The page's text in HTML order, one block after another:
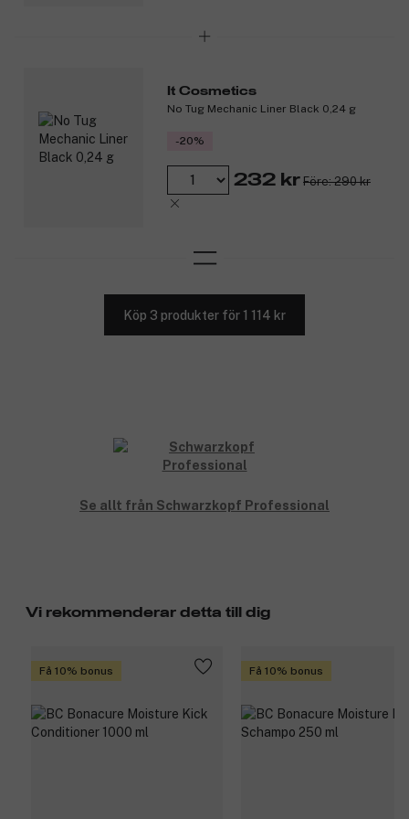
It Cosmetics
No Tug Mechanic Liner Black 0,24 g
-20%
232 kr Före: 290 kr
Köp 3 produkter för 1 114 kr
Se allt från Schwarzkopf Professional
Vi rekommenderar detta till dig
Få 10% bonus Få 10% bonus